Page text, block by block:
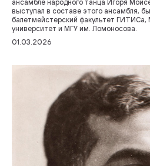
ансамбле народного танца Игоря
выступал в составе этого ансамбля,
балетмейстерский факультет ГИТИСа,
университет и МГУ им. Ломоносова.
01.03.2026